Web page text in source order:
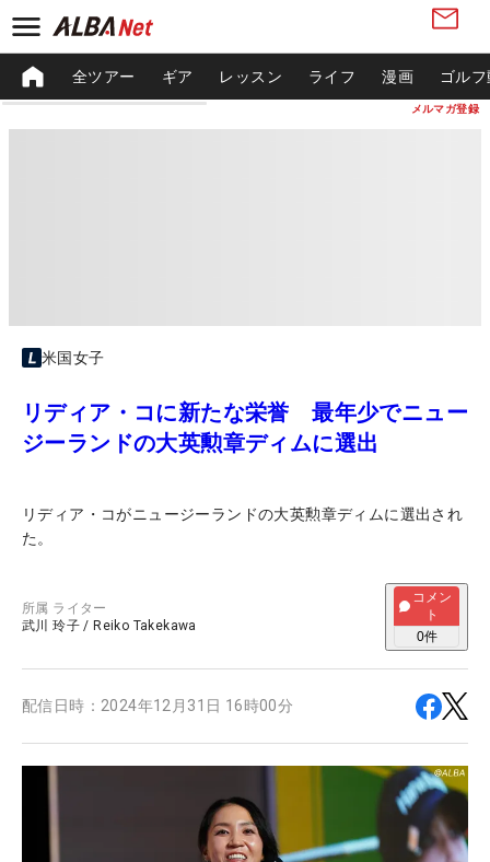
メルマガ登録
全ツアー ギア レッスン ライフ 漫画 ゴル
米国女子
リディア・コに新たな栄誉 最年少でニュー
ジーランドの大英勲章ディムに選出
リディア・コがニュージーランドの大英勲章ディムに選出され
た。
所属 ライター
武川 玲子 / Reiko Takekawa
コメン
ト
0件
配信日時： 2024年12月31日 16時00分